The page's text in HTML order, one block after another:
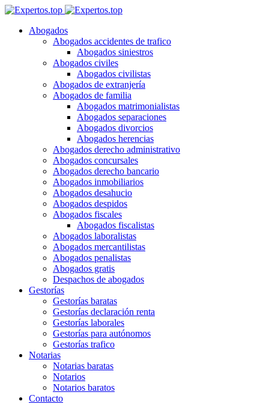
Abogados
Abogados accidentes de trafico
Abogados siniestros
Abogados civiles
Abogados civilistas
Abogados de extranjería
Abogados de familia
Abogados matrimonialistas
Abogados separaciones
Abogados divorcios
Abogados herencias
Abogados derecho administrativo
Abogados concursales
Abogados derecho bancario
Abogados inmobiliarios
Abogados desahucio
Abogados despidos
Abogados fiscales
Abogados fiscalistas
Abogados laboralistas
Abogados mercantilistas
Abogados penalistas
Abogados gratis
Despachos de abogados
Gestorías
Gestorías baratas
Gestorías declaración renta
Gestorías laborales
Gestorías para autónomos
Gestorías trafico
Notarias
Notarias baratas
Notarios
Notarios baratos
Contacto